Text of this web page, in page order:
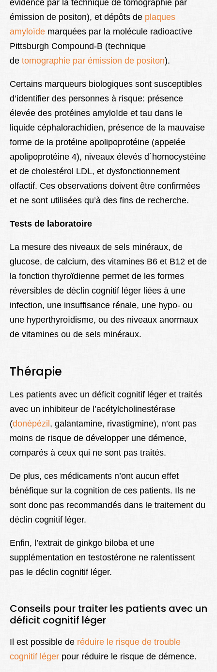
évidence par la technique de tomographie par
émission de positon), et dépôts de plaques
amyloïde marquées par la molécule radioactive
Pittsburgh Compound-B (technique
de tomographie par émission de positon).
Certains marqueurs biologiques sont susceptibles
d’identifier des personnes à risque: présence
élevée des protéines amyloïde et tau dans le
liquide céphalorachidien, présence de la mauvaise
forme de la protéine apolipoprotéine (appelée
apolipoprotéine 4), niveaux élevés d´homocystéine
et de cholestérol LDL, et dysfonctionnement
olfactif. Ces observations doivent être confirmées
et ne sont utilisées qu’à des fins de recherche.
Tests de laboratoire
La mesure des niveaux de sels minéraux, de
glucose, de calcium, des vitamines B6 et B12 et de
la fonction thyroïdienne permet de les formes
réversibles de déclin cognitif léger liées à une
infection, une insuffisance rénale, une hypo- ou
une hyperthyroïdisme, ou des niveaux anormaux
de vitamines ou de sels minéraux.
Thérapie
Les patients avec un déficit cognitif léger et traités
avec un inhibiteur de l’acétylcholinestérase
(donépézil , galantamine, rivastigmine), n’ont pas
moins de risque de développer une démence,
comparés à ceux qui ne sont pas traités.
De plus, ces médicaments n’ont aucun effet
bénéfique sur la cognition de ces patients. Ils ne
sont donc pas recommandés dans le traitement du
déclin cognitif léger.
Enfin, l’extrait de ginkgo biloba et une
supplémentation en testostérone ne ralentissent
pas le déclin cognitif léger.
Conseils pour traiter les patients avec un
déficit cognitif léger
Il est possible de réduire le risque de trouble
cognitif léger pour réduire le risque de démence.